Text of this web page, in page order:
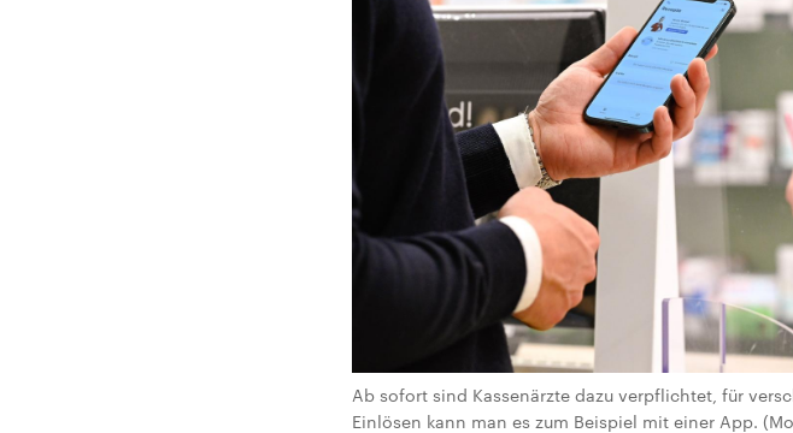
Ab sofort sind Kassenärzte dazu verpflichtet, für
Einlösen kann man es zum Beispiel mit einer App.